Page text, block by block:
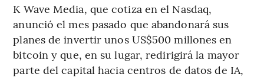
K Wave Media, que cotiza en el Nasdaq,
anunció el mes pasado que abandonará sus
planes de invertir unos US$500 millones en
bitcoin y que, en su lugar, redirigirá la mayor
parte del capital hacia centros de datos de IA,